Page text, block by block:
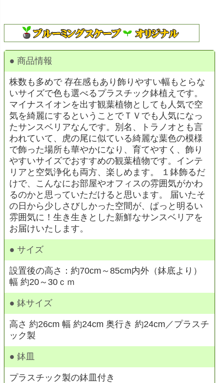
● 商品情報
株数も多めで 存在感もあり飾りやすい幅もとらな
いサイズで色も選べるプラスチック鉢植えです。
マイナスイオンを出す観葉植物としても人気で空
気を綺麗にするということでＴＶでも人気になっ
たサンスベリアなんです。別名、トラノオとも言
われていて、虎の尾に似ている綺麗な葉色の模様
で飾った場所も華やかになり、育てやすく、飾り
やすいサイズでおすすめの観葉植物です。インテ
リアと空気浄化も両方、楽しめます。 １鉢飾るだ
けで、こんなにお部屋やオフィスの雰囲気がかわ
るのかと思っていただけると思います。 届いたそ
の日から少しさびしかった空間が、ぱっと明るい
雰囲気に！生き生きとした新鮮なサンスベリアを
お届けいたします。
● サイズ
設置後の高さ：約70cm～85cm内外（鉢底より）
幅 約20～30ｃｍ
● 鉢サイズ
高さ 約26cm 幅 約24cm 奥行き 約24cm／プラスチ
ック製
● 鉢皿
プラスチック製の鉢皿付き